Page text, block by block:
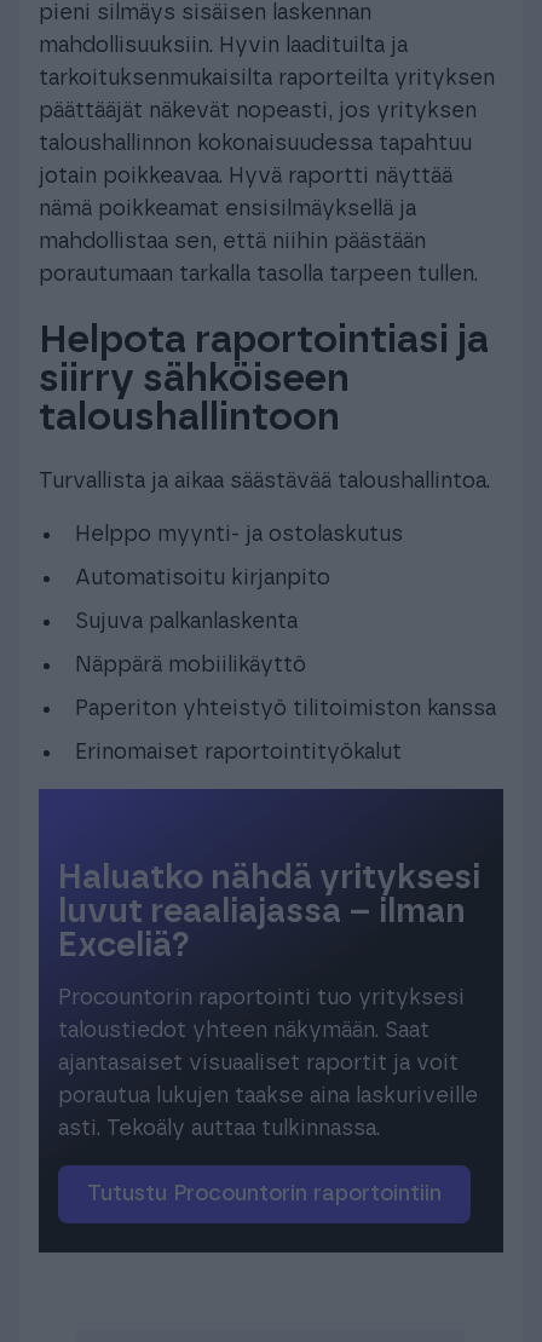
pieni silmäys sisäisen laskennan
mahdollisuuksiin. Hyvin laadituilta ja
tarkoituksenmukaisilta raporteilta yrityksen
päättääjät näkevät nopeasti, jos yrityksen
taloushallinnon kokonaisuudessa tapahtuu
jotain poikkeavaa. Hyvä raportti näyttää
nämä poikkeamat ensisilmäyksellä ja
mahdollistaa sen, että niihin päästään
porautumaan tarkalla tasolla tarpeen tullen.
Helpota raportointiasi ja
siirry sähköiseen
taloushallintoon
Turvallista ja aikaa säästävää taloushallintoa.
Helppo myynti- ja ostolaskutus
Automatisoitu kirjanpito
Sujuva palkanlaskenta
Näppärä mobiilikäyttö
Paperiton yhteistyö tilitoimiston kanssa
Erinomaiset raportointityökalut
Haluatko nähdä yrityksesi
luvut reaaliajassa – ilman
Exceliä?
Procountorin raportointi tuo yrityksesi
taloustiedot yhteen näkymään. Saat
ajantasaiset visuaaliset raportit ja voit
porautua lukujen taakse aina laskuriveille
asti. Tekoäly auttaa tulkinnassa.
Tutustu Procountorin raportointiin